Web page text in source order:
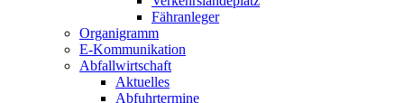
Fähranleger
Organigramm
E-Kommunikation
Abfallwirtschaft
Aktuelles
Abfuhrtermine